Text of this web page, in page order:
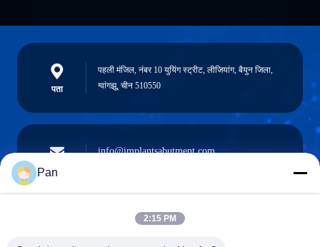
पता
पहली मंजिल, नंबर 10 युयिंग स्ट्रीट, लीजियांग, बैयुन जिला,
ग्वांगझू, चीन 510550
ईमेल
info@implantsabutment.com
Pan
2:15 PM